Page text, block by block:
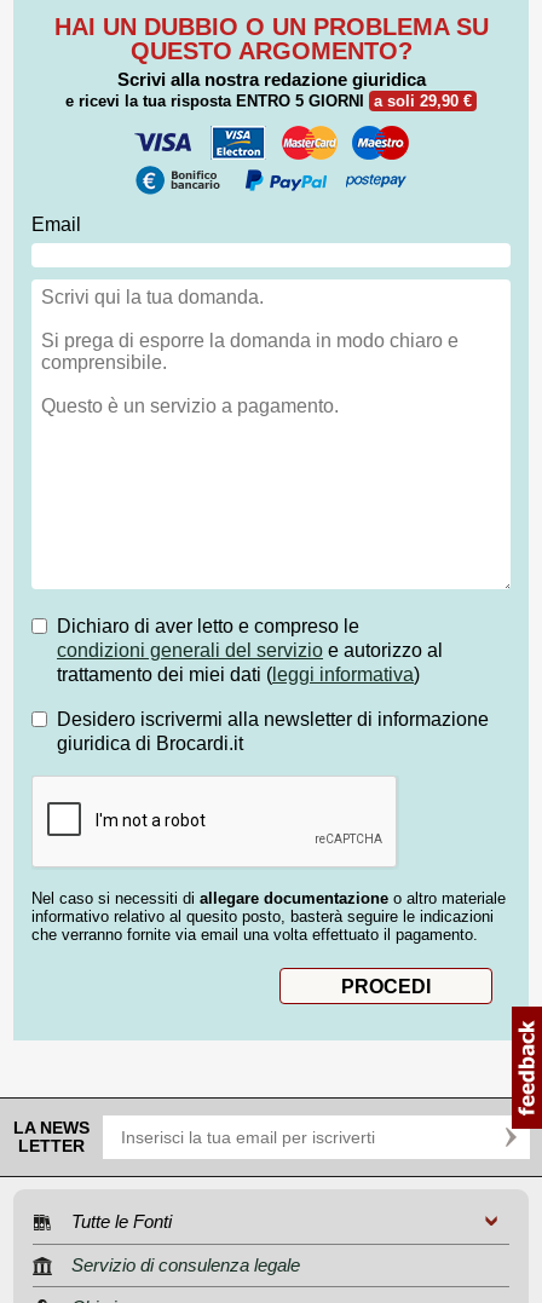
HAI UN DUBBIO O UN PROBLEMA SU
QUESTO ARGOMENTO?
Scrivi alla nostra redazione giuridica
e ricevi la tua risposta ENTRO 5 GIORNI a soli 29,90 €
Email
Dichiaro di aver letto e compreso le
condizioni generali del servizio e autorizzo al
trattamento dei miei dati ( leggi informativa)
Desidero iscrivermi alla newsletter di informazione
giuridica di Brocardi.it
Nel caso si necessiti di allegare documentazione o altro materiale
informativo relativo al quesito posto, basterà seguire le indicazioni
che verranno fornite via email una volta effettuato il pagamento.
LA NEWS
LETTER
Tutte le Fonti
Servizio di consulenza legale